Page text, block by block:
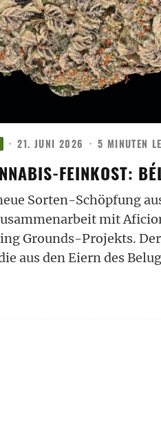
· 21. JUNI 2026 · 5 MINUTEN
FEINKOST:
Sorten-Schöpfung
mit
Grounds-Projekts.
aus den Eiern des